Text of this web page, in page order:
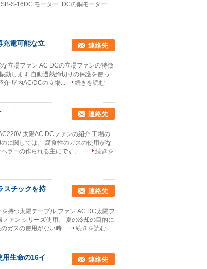
S-16DC モーター: DCの銅モーター
充電可能な立
連絡先
立場ファン AC DCの立場ファンの特徴
動します 自動過熱締切りの保護を使っ
介 屋内AC/DCの立場...
続きを読む
連絡先
太陽AC DCファンの紹介 工場の
に関しては。 腐食性のガスの使用がな
ラーの作られる主にです、 ...
続きを
スチックを持
連絡先
持つ太陽テーブル ファン AC DC太陽フ
ァン シリーズ使用、 夏の冷却の目的に
ガスの使用がない時...
続きを読む
生命の16イ
連絡先